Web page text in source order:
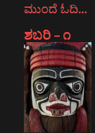
ಮುಂದೆ ಓದಿ…
ಶಬರಿ – ೧